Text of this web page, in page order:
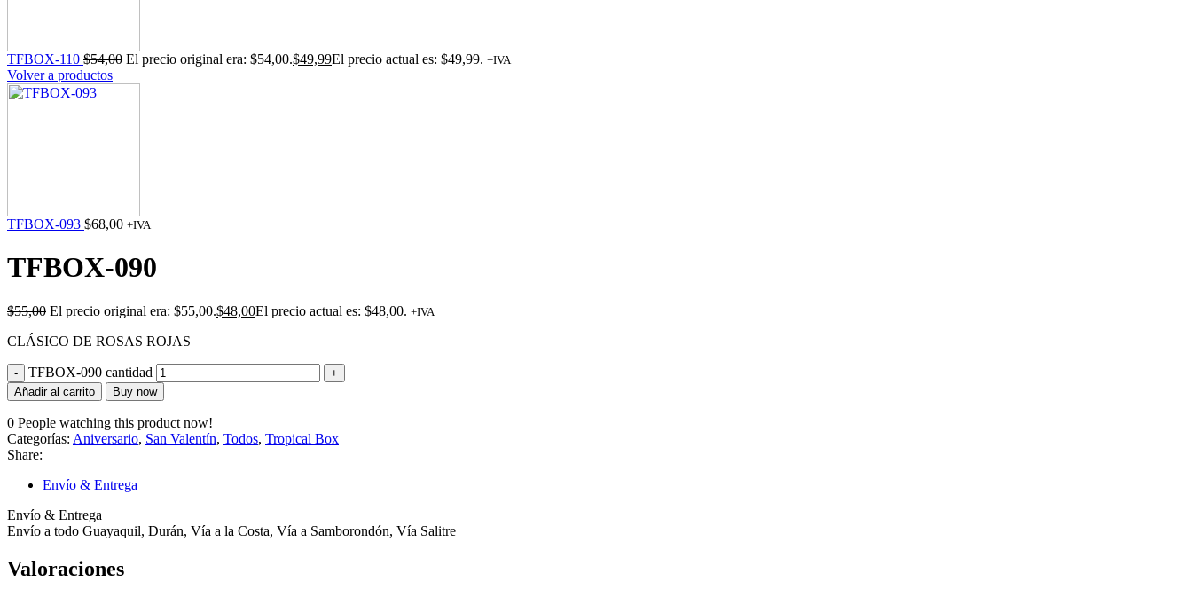
TFBOX-110 $54,00 El precio original era: $54,00.$49,99El precio actual es: $49,99. +IVA
Volver a productos
TFBOX-093 $68,00 +IVA
TFBOX-090
$55,00 El precio original era: $55,00.$48,00El precio actual es: $48,00. +IVA
CLÁSICO DE ROSAS ROJAS
TFBOX-090 cantidad
Añadir al carrito Buy now
0 People watching this product now!
Categorías: Aniversario, San Valentín, Todos, Tropical Box
Share:
Envío & Entrega
Envío & Entrega
Envío a todo Guayaquil, Durán, Vía a la Costa, Vía a Samborondón, Vía Salitre
Valoraciones